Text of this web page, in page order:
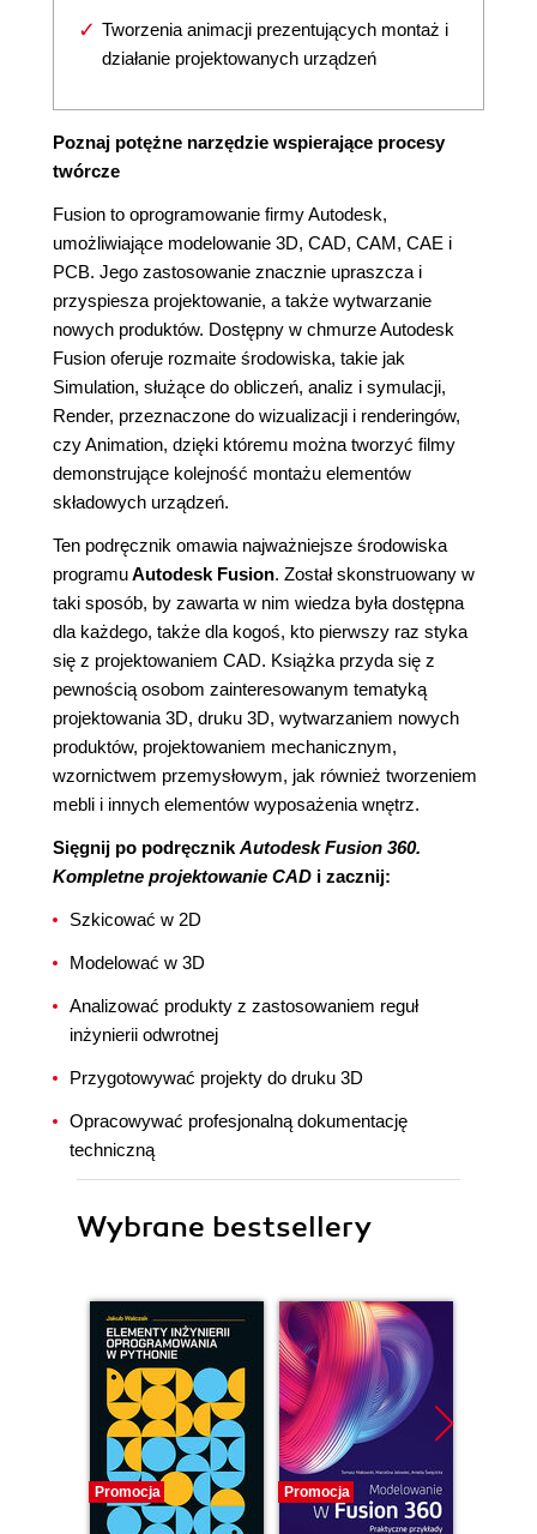
Tworzenia animacji prezentujących montaż i
działanie projektowanych urządzeń
Poznaj potężne narzędzie wspierające procesy
twórcze
Fusion to oprogramowanie firmy Autodesk,
umożliwiające modelowanie 3D, CAD, CAM, CAE i
PCB. Jego zastosowanie znacznie upraszcza i
przyspiesza projektowanie, a także wytwarzanie
nowych produktów. Dostępny w chmurze Autodesk
Fusion oferuje rozmaite środowiska, takie jak
Simulation, służące do obliczeń, analiz i symulacji,
Render, przeznaczone do wizualizacji i renderingów,
czy Animation, dzięki któremu można tworzyć filmy
demonstrujące kolejność montażu elementów
składowych urządzeń.
Ten podręcznik omawia najważniejsze środowiska
programuAutodesk Fusion. Został skonstruowany w
taki sposób, by zawarta w nim wiedza była dostępna
dla każdego, także dla kogoś, kto pierwszy raz styka
się z projektowaniem CAD. Książka przyda się z
pewnością osobom zainteresowanym tematyką
projektowania 3D, druku 3D, wytwarzaniem nowych
produktów, projektowaniem mechanicznym,
wzornictwem przemysłowym, jak również tworzeniem
mebli i innych elementów wyposażenia wnętrz.
Sięgnij po podręcznik Autodesk Fusion 360.
Kompletne projektowanie CAD i zacznij:
Szkicować w 2D
Modelować w 3D
Analizować produkty z zastosowaniem reguł
inżynierii odwrotnej
Przygotowywać projekty do druku 3D
Opracowywać profesjonalną dokumentację
techniczną
Wybrane bestsellery
Promocja Promocja